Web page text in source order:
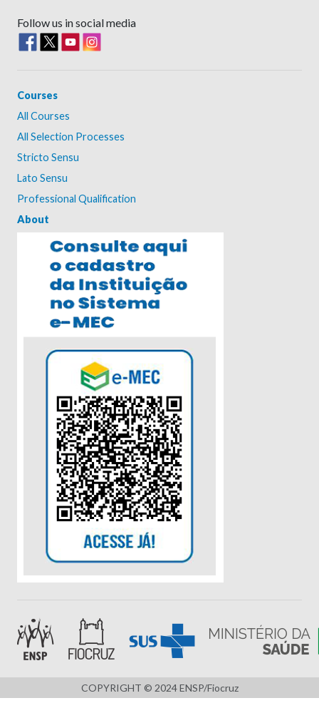
Follow us in social media
Courses
All Courses
All Selection Processes
Stricto Sensu
Lato Sensu
Professional Qualification
About
COPYRIGHT © 2024 ENSP/Fiocruz